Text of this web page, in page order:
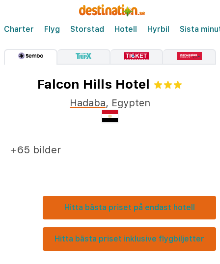
Charter Flyg Storstad Hotell Hyrbil Sista
Falcon Hills Hotel
Hadaba, Egypten
Hitta bästa priset på endast hotell
Hitta bästa priset inklusive flygbiljetter
+65 bilder